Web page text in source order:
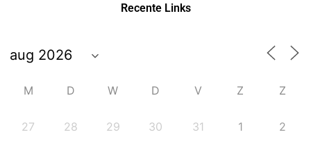
Recente Links
M D W D V Z Z
27 28 29 30 31 1 2